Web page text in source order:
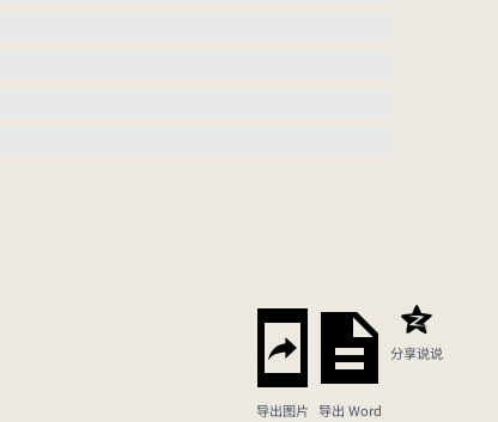
导出图片 导出 Word
分享说说